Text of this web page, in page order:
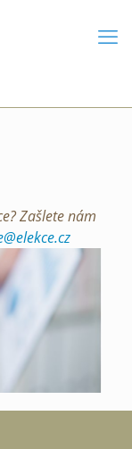
Zašlete nám